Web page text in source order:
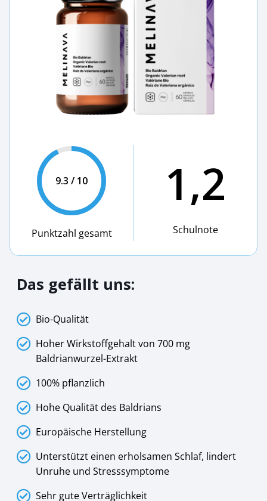
9.3 / 10
Punktzahl gesamt
1,2
Schulnote
Das gefällt uns:
Bio-Qualität
Hoher Wirkstoffgehalt von 700 mg
Baldrianwurzel-Extrakt
100% pflanzlich
Hohe Qualität des Baldrians
Europäische Herstellung
Unterstützt einen erholsamen Schlaf, lindert
Unruhe und Stresssymptome
Sehr gute Verträglichkeit